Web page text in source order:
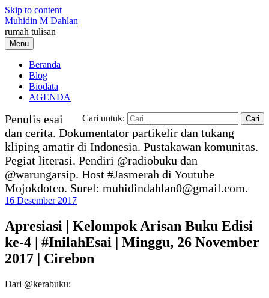
Skip to content
Muhidin M Dahlan
rumah tulisan
Menu
Beranda
Blog
Biodata
AGENDA
Cari untuk:
Penulis esai
dan cerita. Dokumentator partikelir dan tukang
kliping amatir di Indonesia. Pustakawan komunitas.
Pegiat literasi. Pendiri @radiobuku dan
@warungarsip. Host #Jasmerah di Youtube
Mojokdotco. Surel: muhidindahlan0@gmail.com.
16 Desember 2017
Apresiasi | Kelompok Arisan Buku Edisi
ke-4 | #InilahEsai | Minggu, 26 November
2017 | Cirebon
Dari @kerabuku: